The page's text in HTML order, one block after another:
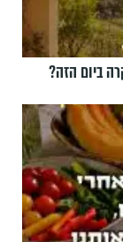
ביום הזה?